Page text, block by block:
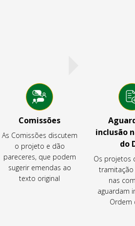
Comissões
As Comissões discutem
o projeto e dão
pareceres, que podem
sugerir emendas ao
texto original
inclusão
do
Os projetos
tramitação
nas
aguardam
Ordem